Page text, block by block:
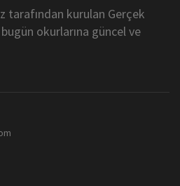
tarafından kurulan Gerçek
okurlarına güncel ve